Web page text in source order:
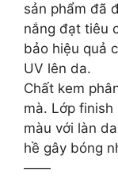
sản phẩm đã
nắng đạt tiêu
bảo hiệu quả
UV lên da.
Chất kem
mà. Lớp
màu với làn
hề gây bóng
——